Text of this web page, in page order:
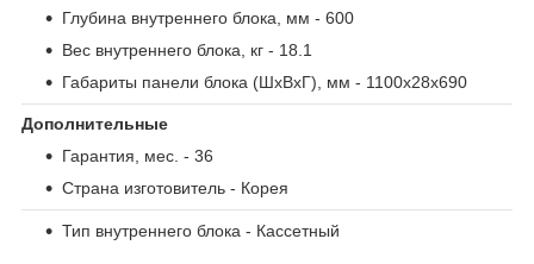
Глубина внутреннего блока, мм - 600
Вес внутреннего блока, кг - 18.1
Габариты панели блока (ШxВxГ), мм - 1100x28x690
Дополнительные
Гарантия, мес. - 36
Страна изготовитель - Корея
Тип внутреннего блока - Кассетный